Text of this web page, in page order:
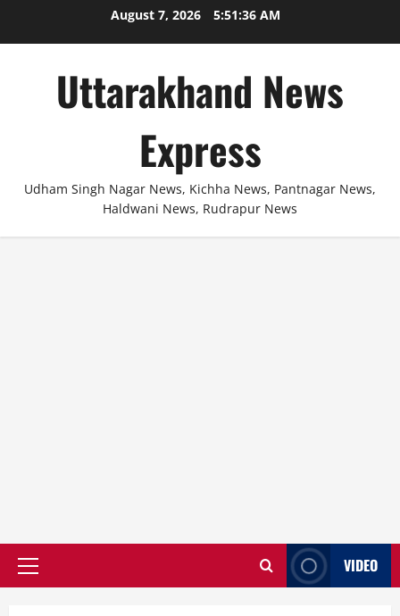
August 7, 2026 5:51:37 AM
Uttarakhand News
Express
Udham Singh Nagar News, Kichha News, Pantnagar News,
Haldwani News, Rudrapur News
Primary
VIDEO